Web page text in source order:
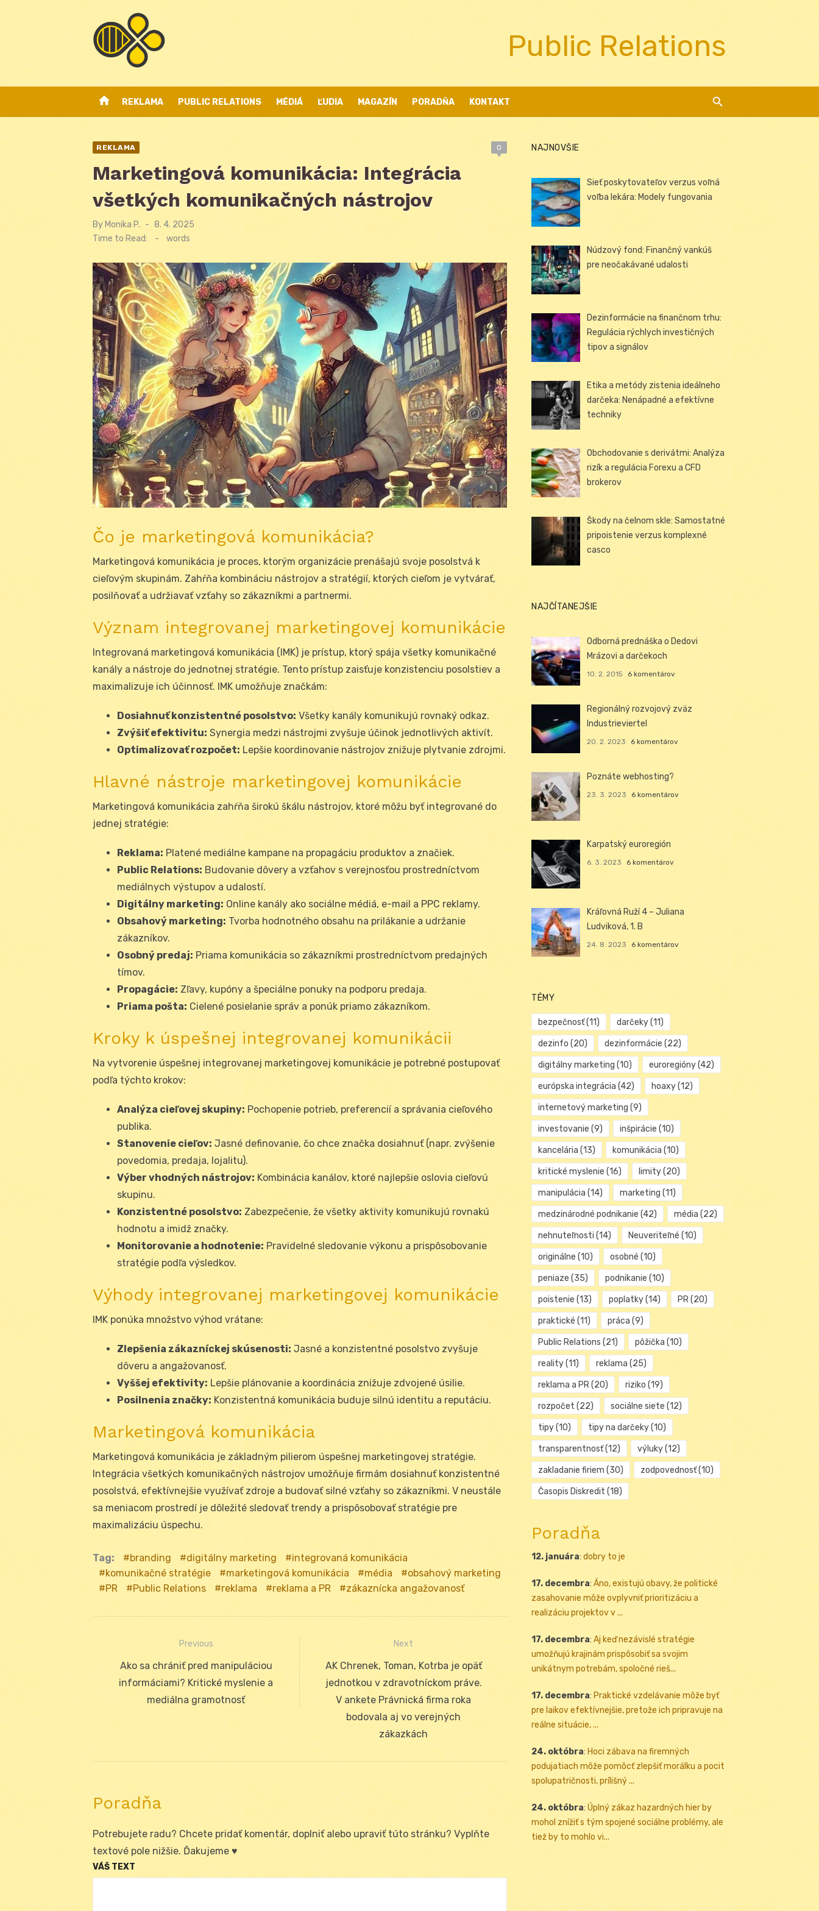
Public Relations
home REKLAMA PUBLIC RELATIONS MÉDIÁ ĽUDIA MAGAZÍN PORADŇA KONTAKT
REKLAMA 0
Marketingová komunikácia: Integrácia
všetkých komunikačných nástrojov
By Monika P.
Posted
8. 4. 2025
Time to Read:
- words
Čo je marketingová komunikácia?
Marketingová komunikácia je proces, ktorým organizácie prenášajú svoje posolstvá k
cieľovým skupinám. Zahŕňa kombináciu nástrojov a stratégií, ktorých cieľom je vytvárať,
posilňovať a udržiavať vzťahy so zákazníkmi a partnermi.
Význam integrovanej marketingovej komunikácie
Integrovaná marketingová komunikácia (IMK) je prístup, ktorý spája všetky komunikačné
kanály a nástroje do jednotnej stratégie. Tento prístup zaisťuje konzistenciu posolstiev a
maximalizuje ich účinnosť. IMK umožňuje značkám:
Dosiahnuť konzistentné posolstvo: Všetky kanály komunikujú rovnaký odkaz.
Zvýšiť efektivitu: Synergia medzi nástrojmi zvyšuje účinok jednotlivých aktivít.
Optimalizovať rozpočet: Lepšie koordinovanie nástrojov znižuje plytvanie zdrojmi.
Hlavné nástroje marketingovej komunikácie
Marketingová komunikácia zahŕňa širokú škálu nástrojov, ktoré môžu byť integrované do
jednej stratégie:
Reklama: Platené mediálne kampane na propagáciu produktov a značiek.
Public Relations: Budovanie dôvery a vzťahov s verejnosťou prostredníctvom
mediálnych výstupov a udalostí.
Digitálny marketing: Online kanály ako sociálne médiá, e-mail a PPC reklamy.
Obsahový marketing: Tvorba hodnotného obsahu na prilákanie a udržanie
zákazníkov.
Osobný predaj: Priama komunikácia so zákazníkmi prostredníctvom predajných
tímov.
Propagácie: Zľavy, kupóny a špeciálne ponuky na podporu predaja.
Priama pošta: Cielené posielanie správ a ponúk priamo zákazníkom.
Kroky k úspešnej integrovanej komunikácii
Na vytvorenie úspešnej integrovanej marketingovej komunikácie je potrebné postupovať
podľa týchto krokov:
Analýza cieľovej skupiny: Pochopenie potrieb, preferencií a správania cieľového
publika.
Stanovenie cieľov: Jasné definovanie, čo chce značka dosiahnuť (napr. zvýšenie
povedomia, predaja, lojalitu).
Výber vhodných nástrojov: Kombinácia kanálov, ktoré najlepšie oslovia cieľovú
skupinu.
Konzistentné posolstvo: Zabezpečenie, že všetky aktivity komunikujú rovnakú
hodnotu a imidž značky.
Monitorovanie a hodnotenie: Pravidelné sledovanie výkonu a prispôsobovanie
stratégie podľa výsledkov.
Výhody integrovanej marketingovej komunikácie
IMK ponúka množstvo výhod vrátane:
Zlepšenia zákazníckej skúsenosti: Jasné a konzistentné posolstvo zvyšuje
dôveru a angažovanosť.
Vyššej efektivity: Lepšie plánovanie a koordinácia znižuje zdvojené úsilie.
Posilnenia značky: Konzistentná komunikácia buduje silnú identitu a reputáciu.
Marketingová komunikácia
Marketingová komunikácia je základným pilierom úspešnej marketingovej stratégie.
Integrácia všetkých komunikačných nástrojov umožňuje firmám dosiahnuť konzistentné
posolstvá, efektívnejšie využívať zdroje a budovať silné vzťahy so zákazníkmi. V neustále
sa meniacom prostredí je dôležité sledovať trendy a prispôsobovať stratégie pre
maximalizáciu úspechu.
Tag: branding digitálny marketing
integrovaná komunikácia
komunikačné stratégie
marketingová komunikácia média
obsahový marketing
PR
Public Relations reklama reklama a PR zákaznícka angažovanosť
Navigácia
článku
Previous
Previous
post:
Ako sa chrániť pred manipuláciou
informáciami? Kritické myslenie a
mediálna gramotnosť
Next
Next
post:
AK Chrenek, Toman, Kotrba je opäť
jednotkou v zdravotníckom práve.
V ankete Právnická firma roka
bodovala aj vo verejných
zákazkách
Poradňa
Potrebujete radu? Chcete pridať komentár, doplniť alebo upraviť túto stránku? Vyplňte
textové pole nižšie. Ďakujeme ♥
VÁŠ TEXT
NAJNOVŠIE
Sieť poskytovateľov verzus voľná
voľba lekára: Modely fungovania
Núdzový fond: Finančný vankúš
pre neočakávané udalosti
Dezinformácie na finančnom trhu:
Regulácia rýchlych investičných
tipov a signálov
Etika a metódy zistenia ideálneho
darčeka: Nenápadné a efektívne
techniky
Obchodovanie s derivátmi: Analýza
rizík a regulácia Forexu a CFD
brokerov
Škody na čelnom skle: Samostatné
pripoistenie verzus komplexné
casco
NAJČÍTANEJŠIE
Odborná prednáška o Dedovi
Mrázovi a darčekoch
10. 2. 2015 6 komentárov
Regionálný rozvojový zväz
Industrieviertel
20. 2. 2023 6 komentárov
Poznáte webhosting?
23. 3. 2023 6 komentárov
Karpatský euroregión
6. 3. 2023 6 komentárov
Kráľovná Ruží 4 – Juliana
Ludviková, 1. B
24. 8. 2023 6 komentárov
TÉMY
bezpečnosť(11) darčeky(11)
dezinfo (20) dezinformácie (22)
digitálny marketing (10) euroregióny(42)
európska integrácia (42) hoaxy(12)
internetový marketing (9)
investovanie (9) inšpirácie (10)
kancelária (13) komunikácia (10)
kritické myslenie (16) limity(20)
manipulácia (14) marketing (11)
medzinárodné podnikanie (42) média (22)
nehnuteľnosti (14) Neuveriteľné (10)
originálne (10) osobné (10)
peniaze (35) podnikanie (10)
poistenie (13) poplatky(14) PR(20)
praktické (11) práca (9)
Public Relations (21) pôžička (10)
reality(11) reklama (25)
reklama a PR(20) riziko (19)
rozpočet (22) sociálne siete (12)
tipy(10) tipy na darčeky(10)
transparentnosť(12) výluky(12)
zakladanie firiem (30) zodpovednosť(10)
Časopis Diskredit (18)
Poradňa
12. januára: dobry to je
17. decembra: Áno, existujú obavy, že politické
zasahovanie môže ovplyvniť prioritizáciu a
realizáciu projektov v ...
17. decembra: Aj keď nezávislé stratégie
umožňujú krajinám prispôsobiť sa svojim
unikátnym potrebám, spoločné rieš...
17. decembra: Praktické vzdelávanie môže byť
pre laikov efektívnejšie, pretože ich pripravuje na
reálne situácie, ...
24. októbra: Hoci zábava na firemných
podujatiach môže pomôcť zlepšiť morálku a pocit
spolupatričnosti, prílišný ...
24. októbra: Úplný zákaz hazardných hier by
mohol znížiť s tým spojené sociálne problémy, ale
tiež by to mohlo vi...